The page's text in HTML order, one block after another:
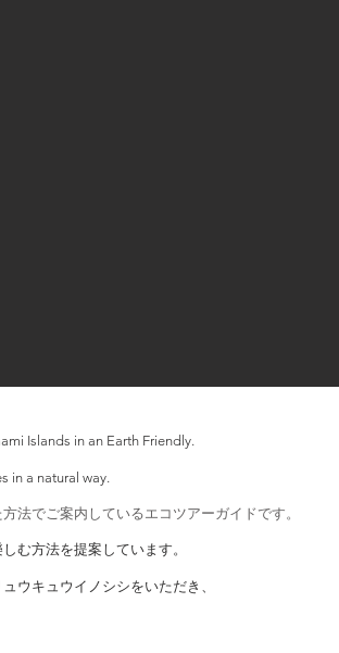
Islands in an Earth Friendly.
in a natural way.
法でご案内しているエコツアーガイドです。
む方法を提案しています。
ウキュウイノシシをいただき、